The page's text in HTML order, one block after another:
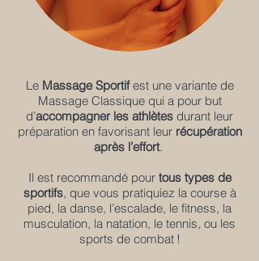
Le Massage Sportifest une variante de
Massage Classique qui a pour but
d’accompagner les athlètes durant leur
préparation en favorisant leur récupération
après l’effort.
Il est recommandé pour tous types de
sportifs, que vous pratiquiez la course à
pied, la danse, l’escalade, le fitness, la
musculation, la natation, le tennis, ou les
sports de combat !